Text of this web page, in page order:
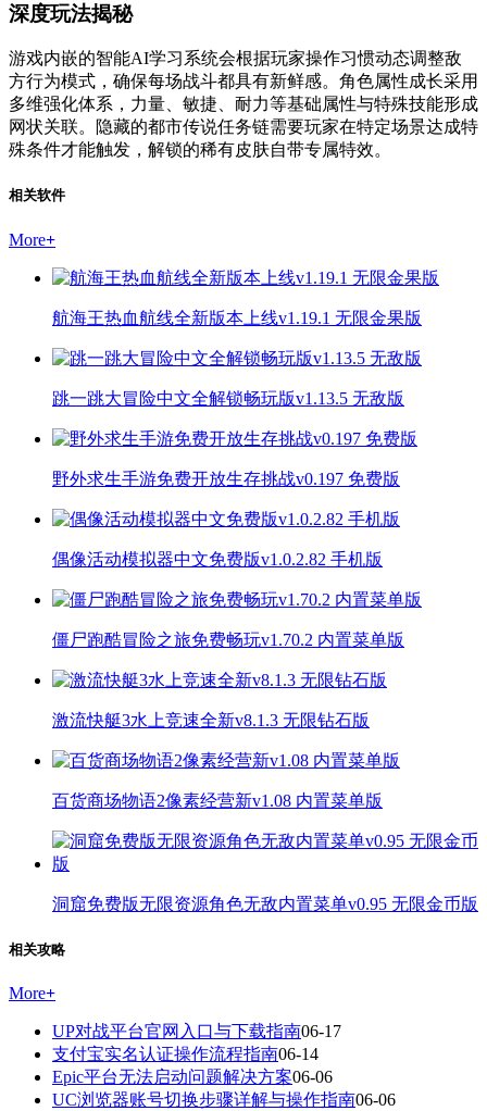
深度玩法揭秘
游戏内嵌的智能AI学习系统会根据玩家操作习惯动态调整敌
方行为模式，确保每场战斗都具有新鲜感。角色属性成长采用
多维强化体系，力量、敏捷、耐力等基础属性与特殊技能形成
网状关联。隐藏的都市传说任务链需要玩家在特定场景达成特
殊条件才能触发，解锁的稀有皮肤自带专属特效。
相关软件
More+
航海王热血航线全新版本上线v1.19.1 无限金果版
跳一跳大冒险中文全解锁畅玩版v1.13.5 无敌版
野外求生手游免费开放生存挑战v0.197 免费版
偶像活动模拟器中文免费版v1.0.2.82 手机版
僵尸跑酷冒险之旅免费畅玩v1.70.2 内置菜单版
激流快艇3水上竞速全新v8.1.3 无限钻石版
百货商场物语2像素经营新v1.08 内置菜单版
洞窟免费版无限资源角色无敌内置菜单v0.95 无限金币版
相关攻略
More+
UP对战平台官网入口与下载指南06-17
支付宝实名认证操作流程指南06-14
Epic平台无法启动问题解决方案06-06
UC浏览器账号切换步骤详解与操作指南06-06